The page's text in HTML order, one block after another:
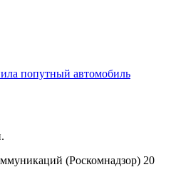
попутный автомобиль
(Роскомнадзор) 20